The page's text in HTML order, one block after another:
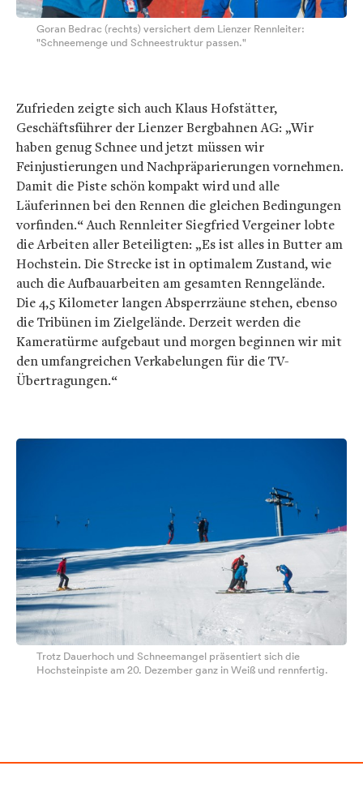
Goran Bedrac (rechts) versichert dem Lienzer Rennleiter:
"Schneemenge und Schneestruktur passen."
Zufrieden zeigte sich auch Klaus Hofstätter,
Geschäftsführer der Lienzer Bergbahnen AG: „Wir
haben genug Schnee und jetzt müssen wir
Feinjustierungen und Nachpräparierungen vornehmen.
Damit die Piste schön kompakt wird und alle
Läuferinnen bei den Rennen die gleichen Bedingungen
vorfinden.“ Auch Rennleiter Siegfried Vergeiner lobte
die Arbeiten aller Beteiligten: „Es ist alles in Butter am
Hochstein. Die Strecke ist in optimalem Zustand, wie
auch die Aufbauarbeiten am gesamten Renngelände.
Die 4,5 Kilometer langen Absperrzäune stehen, ebenso
die Tribünen im Zielgelände. Derzeit werden die
Kameratürme aufgebaut und morgen beginnen wir mit
den umfangreichen Verkabelungen für die TV-
Übertragungen.“
Trotz Dauerhoch und Schneemangel präsentiert sich die
Hochsteinpiste am 20. Dezember ganz in Weiß und rennfertig.